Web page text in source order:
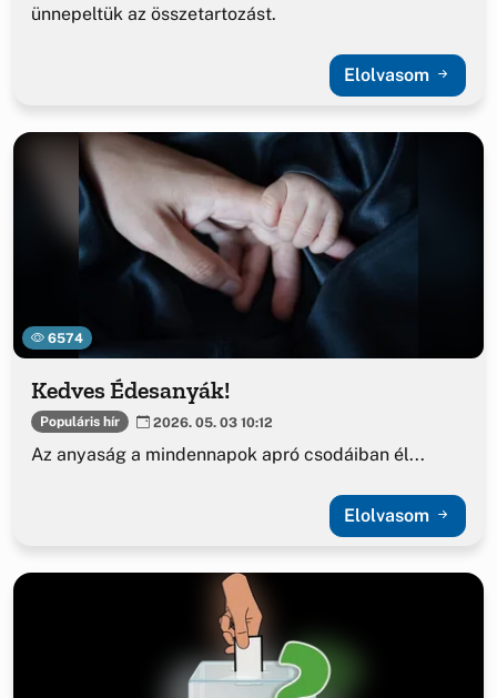
ünnepeltük az összetartozást.
Elolvasom
6574
Kedves Édesanyák!
Populáris hír 2026. 05. 03 10:12
Az anyaság a mindennapok apró csodáiban él...
Elolvasom